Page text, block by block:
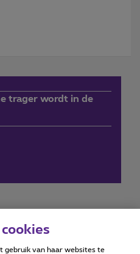
trager wordt in de
gebruik van haar websites te